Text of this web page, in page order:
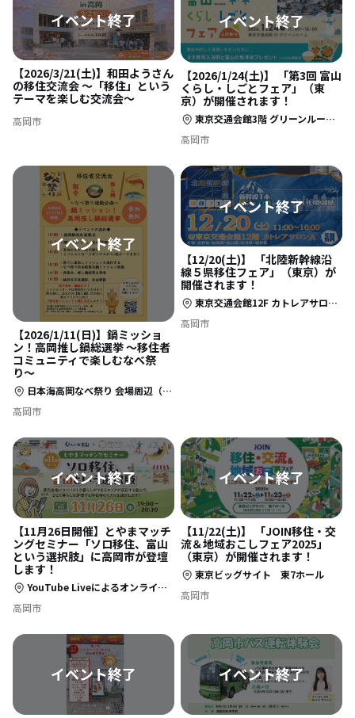
【2026/3/21(土)】和田ようさん
の移住交流会 〜「移住」という
テーマを楽しむ交流会〜
高岡市
【2026/1/24(土)】 「第3回 富山
くらし・しごとフェア」（東
京）が開催されます！
東京交通会館3階 グリーンルーム（東京都千代田区有楽町2-10-1）
高岡市
【2026/1/11(日)】鍋ミッショ
ン！高岡推し鍋総選挙 〜移住者
コミュニティで楽しむなべ祭
り〜
日本海高岡なべ祭り 会場周辺（集合場所は、あいの風とやま鉄道・高岡駅改札口前）
高岡市
【12/20(土)】 「北陸新幹線沿
線５県移住フェア」（東京）が
開催されます！
東京交通会館12F カトレアサロンA（東京都千代田区有楽町2-10-1）
高岡市
【11月26日開催】とやまマッチ
ングセミナー「ソロ移住、富山
という選択肢」に高岡市が登壇
します！
YouTube Liveによるオンライン開催
高岡市
【11/22(土)】 「JOIN移住・交
流＆地域おこしフェア2025」
（東京）が開催されます！
東京ビッグサイト 東7ホール
高岡市